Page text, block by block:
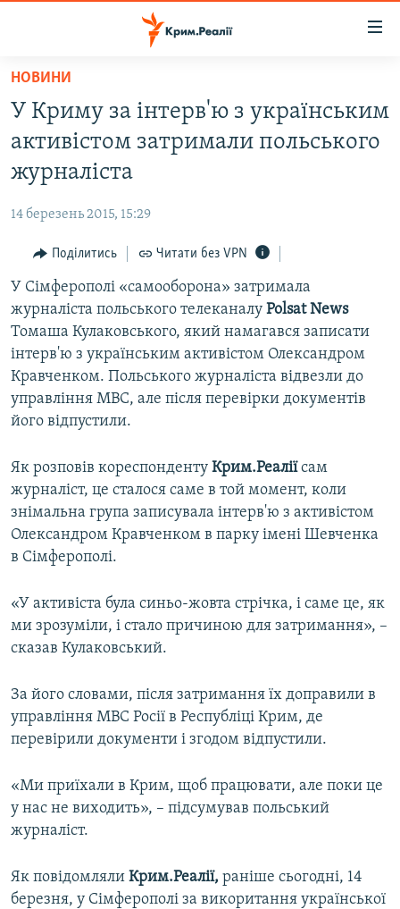
Перейти
основного
матеріалу
до
основної
навігації
Перейти
пошуку
ВОДА.КРИМ
ВІДЕО ТА ФОТО
БЛОГИ
ПОГЛЯД
ІНТЕРВ'Ю
ВСЕ ЗА ДЕНЬ
СПЕЦПРОЕКТИ
ДЕПОРТАЦІЯ
ВІДЕОУРОКИ «ELIFBE»
УКРАЇНСЬКА ПРОБЛЕМА КРИМУ
ІНФОГРАФІКА
ЯК ОБІЙТИ БЛОКУВАННЯ
Русский
Qırımtatar
ДОЛУЧАЙСЯ!
Усі сайти RFE/RL
НОВИНИ
У Криму за інтерв'ю з українським
активістом затримали польського
журналіста
14 березень 2015, 15:29
Поділитись Читати без VPN
У Сімферополі «самооборона» затримала
журналіста польського телеканалу Polsat News
Томаша Кулаковського, який намагався записати
інтерв'ю з українським активістом Олександром
Кравченком. Польського журналіста відвезли до
управління МВС, але після перевірки документів
його відпустили.
Як розповів кореспонденту Крим.Реаліїсам
журналіст, це сталося саме в той момент, коли
знімальна група записувала інтерв'ю з активістом
Олександром Кравченком в парку імені Шевченка
в Сімферополі.
«У активіста була синьо-жовта стрічка, і саме це, як
ми зрозуміли, і стало причиною для затримання», –
сказав Кулаковський.
За його словами, після затримання їх доправили в
управління МВС Росії в Республіці Крим, де
перевірили документи і згодом відпустили.
«Ми приїхали в Крим, щоб працювати, але поки це
у нас не виходить», – підсумував польський
журналіст.
Як повідомляли Крим.Реалії, раніше сьогодні, 14
березня, у Сімферополі за викоритання української